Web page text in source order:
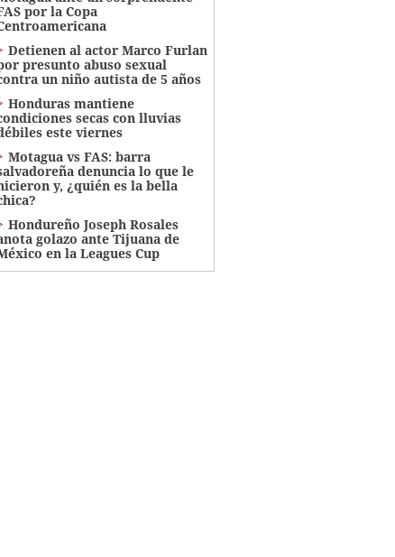
por la Copa
Detienen al actor Marco Furlan
presunto abuso sexual
un niño autista de 5 años
Honduras mantiene
secas con lluvias
este viernes
Motagua vs FAS: barra
denuncia lo que le
y, ¿quién es la bella
Hondureño Joseph Rosales
golazo ante Tijuana de
en la Leagues Cup